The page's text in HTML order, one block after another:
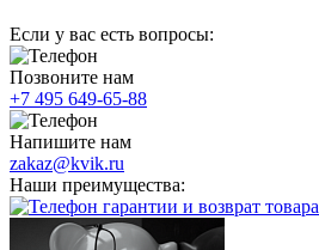
Если у вас есть вопросы:
Позвоните нам
+7 495 649-65-88
Напишите нам
zakaz@kvik.ru
Наши преимущества:
гарантии и возврат товара